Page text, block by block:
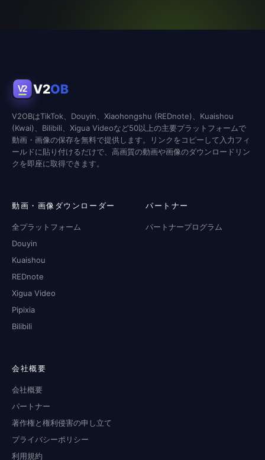
V2 V2OB
V2OBはTikTok、Douyin、Xiaohongshu (REDnote)、Kuaishou
(Kwai)、Bilibili、Xigua Videoなど50以上の主要プラットフォームで
動画・画像の保存を無料で提供します。リンクをコピーして入力フィ
ールドに貼り付けるだけで、高画質の動画や画像のダウンロードリン
クを即座に取得できます。
動画・画像ダウンローダー
全プラットフォーム
Douyin
Kuaishou
REDnote
Xigua Video
Pipixia
Bilibili
パートナー
パートナープログラム
会社概要
会社概要
パートナー
著作権と権利侵害の申し立て
プライバシーポリシー
利用規約